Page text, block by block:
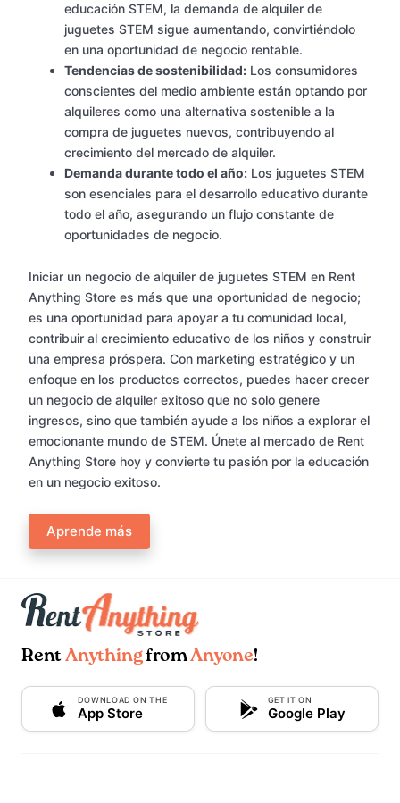
educación STEM, la demanda de alquiler de
juguetes STEM sigue aumentando, convirtiéndolo
en una oportunidad de negocio rentable.
Tendencias de sostenibilidad: Los consumidores
conscientes del medio ambiente están optando por
alquileres como una alternativa sostenible a la
compra de juguetes nuevos, contribuyendo al
crecimiento del mercado de alquiler.
Demanda durante todo el año: Los juguetes STEM
son esenciales para el desarrollo educativo durante
todo el año, asegurando un flujo constante de
oportunidades de negocio.
Iniciar un negocio de alquiler de juguetes STEM en Rent
Anything Store es más que una oportunidad de negocio;
es una oportunidad para apoyar a tu comunidad local,
contribuir al crecimiento educativo de los niños y construir
una empresa próspera. Con marketing estratégico y un
enfoque en los productos correctos, puedes hacer crecer
un negocio de alquiler exitoso que no solo genere
ingresos, sino que también ayude a los niños a explorar el
emocionante mundo de STEM. Únete al mercado de Rent
Anything Store hoy y convierte tu pasión por la educación
en un negocio exitoso.
Aprende más
Rent AnythingfromAnyone!
DOWNLOAD ON THE
App Store
GET IT ON
Google Play